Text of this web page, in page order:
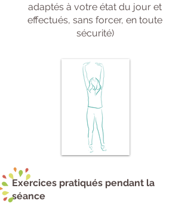
adaptés à votre état du jour et
effectués, sans forcer, en toute
sécurité)
Exercices pratiqués pendant la
séance